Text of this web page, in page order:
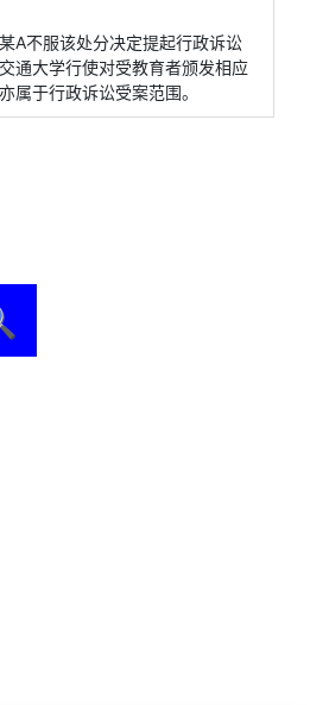
A不服该处分决定提起行政诉讼
通大学行使对受教育者颁发相应
属于行政诉讼受案范围。